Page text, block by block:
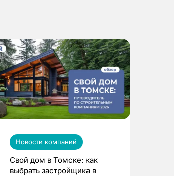
Новости компаний
Свой дом в Томске: как
выбрать застройщика в